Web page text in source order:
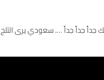
جداً جداً جداً …. سعودي يرى